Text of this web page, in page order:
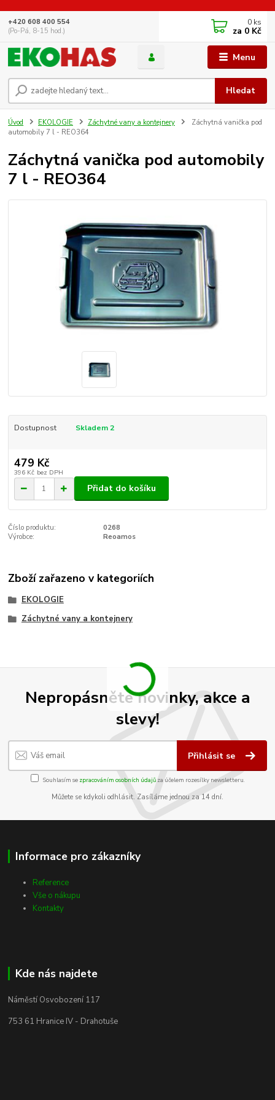
Menu
Hledat
+420 608 400 554
(Po-Pá, 8-15 hod.)
0 ks
za 0 Kč
Úvod EKOLOGIE Záchytné vany a kontejnery
Záchytná vanička pod
automobily 7 l - REO364
Záchytná vanička pod automobily
7 l - REO364
Dostupnost Skladem 2
479 Kč
396 Kč bez DPH
Přidat do košíku
Číslo produktu:
0268
Výrobce:
Reoamos
Zboží zařazeno v kategoriích
EKOLOGIE
Záchytné vany a kontejnery
Nepropásněte novinky, akce a
slevy!
Přihlásit se
Souhlasím se zpracováním osobních údajůza účelem rozesílky newsletteru.
Můžete se kdykoli odhlásit. Zasíláme jednou za 14 dní.
Informace pro zákazníky
Reference
Vše o nákupu
Kontakty
Kde nás najdete
Náměstí Osvobození 117
753 61 Hranice IV - Drahotuše